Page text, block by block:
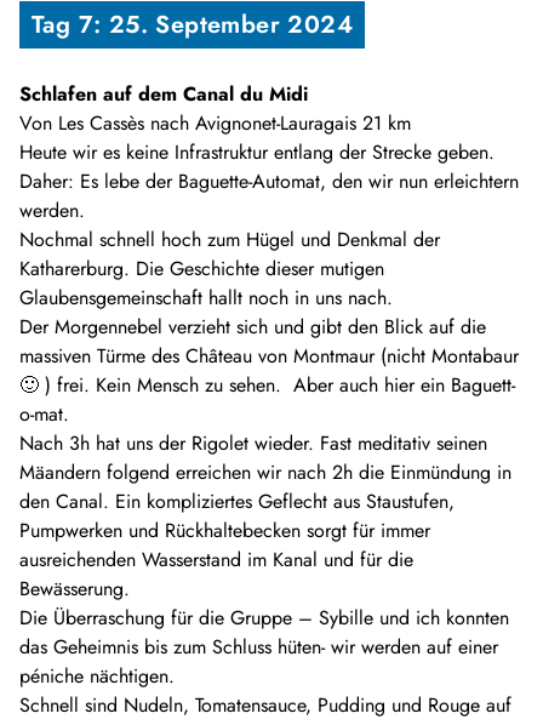
Tag 7: 25. September 2024
Schlafen auf dem Canal du Midi
Von Les Cassès nach Avignonet-Lauragais 21 km
Heute wir es keine Infrastruktur entlang der Strecke geben.
Daher: Es lebe der Baguette-Automat, den wir nun erleichtern
werden.
Nochmal schnell hoch zum Hügel und Denkmal der
Katharerburg. Die Geschichte dieser mutigen
Glaubensgemeinschaft hallt noch in uns nach.
Der Morgennebel verzieht sich und gibt den Blick auf die
massiven Türme des Château von Montmaur (nicht Montabaur
🙂 ) frei. Kein Mensch zu sehen. Aber auch hier ein Baguett-
o-mat.
Nach 3h hat uns der Rigolet wieder. Fast meditativ seinen
Mäandern folgend erreichen wir nach 2h die Einmündung in
den Canal. Ein kompliziertes Geflecht aus Staustufen,
Pumpwerken und Rückhaltebecken sorgt für immer
ausreichenden Wasserstand im Kanal und für die
Bewässerung.
Die Überraschung für die Gruppe – Sybille und ich konnten
das Geheimnis bis zum Schluss hüten- wir werden auf einer
péniche nächtigen.
Schnell sind Nudeln, Tomatensauce, Pudding und Rouge auf